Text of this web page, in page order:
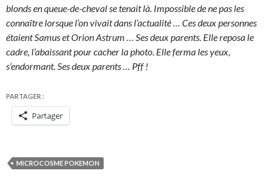
blonds en queue-de-cheval se tenait là. Impossible de ne pas les
connaître lorsque l’on vivait dans l’actualité … Ces deux personnes
étaient Samus et Orion Astrum … Ses deux parents. Elle reposa le
cadre, l’abaissant pour cacher la photo. Elle ferma les yeux,
s’endormant. Ses deux parents … Pff !
PARTAGER :
Partager
MICROCOSME POKEMON